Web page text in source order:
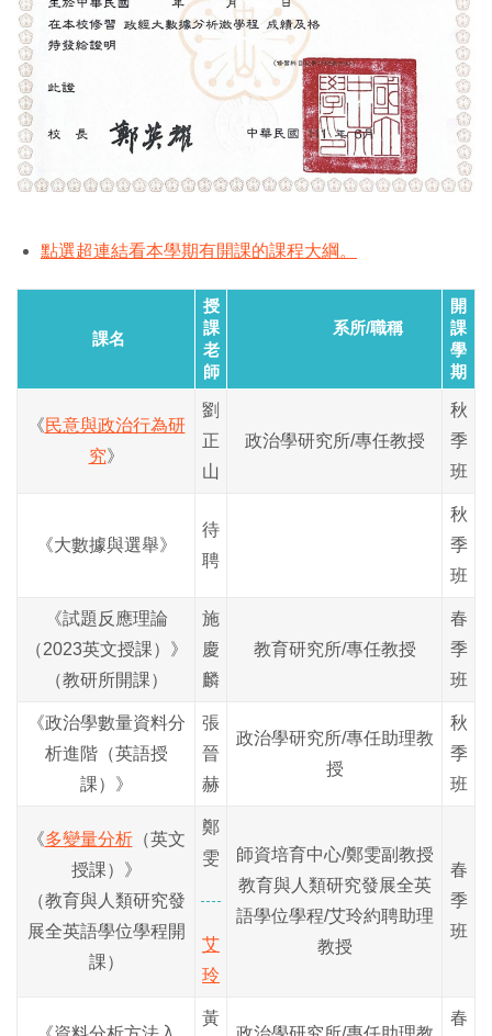
點選超連結看本學期有開課的課程大綱。
課名
授
課
老
師
系所/職稱
開
課
學
期
《民意與政治行為研
究》
劉
正
山
政治學研究所/專任教授
秋
季
班
《大數據與選舉》
待
聘
秋
季
班
《試題反應理論
（2023英文授課）》
（教研所開課）
施
慶
麟
教育研究所/專任教授
春
季
班
《政治學數量資料分
析進階（英語授
課）》
張
晉
赫
政治學研究所/專任助理教
授
秋
季
班
《多變量分析（英文
授課） 》
（教育與人類研究發
展全英語學位學程開
課）
鄭
雯
艾
玲
師資培育中心/鄭雯副教授
教育與人類研究發展全英
語學位學程/艾玲約聘助理
教授
春
季
班
黃
春